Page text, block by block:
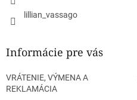
lillian_vassago
Informácie pre vás
VRÁTENIE, VÝMENA A
REKLAMÁCIA